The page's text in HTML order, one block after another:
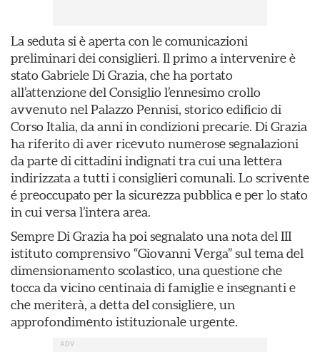
La seduta si è aperta con le comunicazioni
preliminari dei consiglieri. Il primo a intervenire è
stato Gabriele Di Grazia, che ha portato
all’attenzione del Consiglio l’ennesimo crollo
avvenuto nel Palazzo Pennisi, storico edificio di
Corso Italia, da anni in condizioni precarie. Di Grazia
ha riferito di aver ricevuto numerose segnalazioni
da parte di cittadini indignati tra cui una lettera
indirizzata a tutti i consiglieri comunali. Lo scrivente
é preoccupato per la sicurezza pubblica e per lo stato
in cui versa l’intera area.
Sempre Di Grazia ha poi segnalato una nota del III
istituto comprensivo “Giovanni Verga” sul tema del
dimensionamento scolastico, una questione che
tocca da vicino centinaia di famiglie e insegnanti e
che meriterà, a detta del consigliere, un
approfondimento istituzionale urgente.